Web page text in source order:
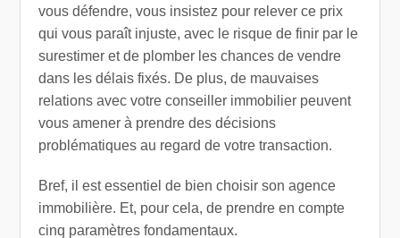
vous défendre, vous insistez pour relever ce prix
qui vous paraît injuste, avec le risque de finir par le
surestimer et de plomber les chances de vendre
dans les délais fixés. De plus, de mauvaises
relations avec votre conseiller immobilier peuvent
vous amener à prendre des décisions
problématiques au regard de votre transaction.
Bref, il est essentiel de bien choisir son agence
immobilière. Et, pour cela, de prendre en compte
cinq paramètres fondamentaux.